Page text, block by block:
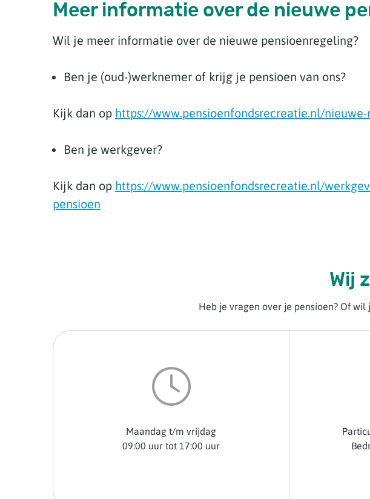
Meer informatie over de nieuwe
Wil je meer informatie over de nieuwe pensioenregeling?
Ben je (oud-)werknemer of krijg je pensioen van ons?
Kijk dan op https://www.pensioenfondsrecreatie.nl/nieuwe-
Ben je werkgever?
Kijk dan op https://www.pensioenfondsrecreatie.nl/
pensioen
Wij
Heb je vragen over je pensioen? Of
Maandag t/m vrijdag
09:00 uur tot 17:00 uur